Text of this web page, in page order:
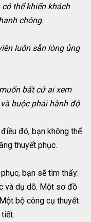
thể khiến khách
chóng.
luôn sẵn lòng ủng
bất cứ ai xem
buộc phải hành độ
đó, bạn không thể
thuyết phục.
bạn sẽ tìm thấy:
và dụ dỗ. Một sơ đồ
bộ công cụ thuyết